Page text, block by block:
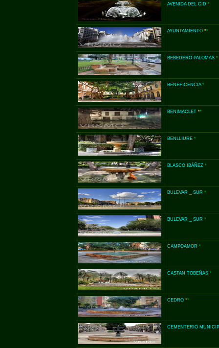
AVENIDA DEL CID *
AYUNTAMIENTO **
BEBEDERO PALOMAS *
BENEFICENCIA *
BENIMACLET **
BENLLIURE *
BLASCO IBÁÑEZ *
BULEVAR _ SUR *
BULEVAR _ SUR *
CAMPOAMOR *
CASTAN TOBEÑAS *
CEDRO **
CEMENTERIO